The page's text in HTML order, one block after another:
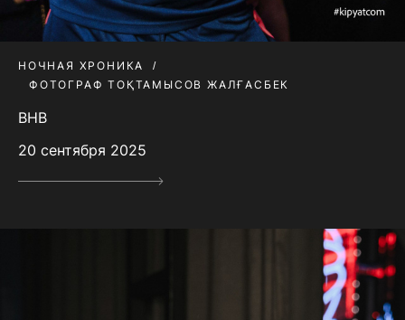
НОЧНАЯ ХРОНИКА
ФОТОГРАФ ТОҚТАМЫСОВ ЖАЛҒАСБЕК
BHB
20 сентября 2025